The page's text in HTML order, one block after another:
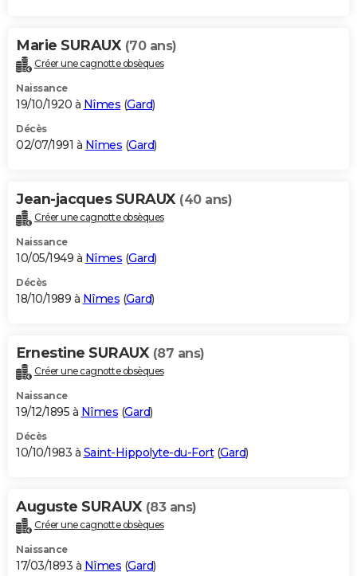
Marie SURAUX (70 ans)
Créer une cagnotte obsèques
Naissance
19/10/1920 à Nîmes (Gard)
Décès
02/07/1991 à Nîmes (Gard)
Jean-jacques SURAUX (40 ans)
Créer une cagnotte obsèques
Naissance
10/05/1949 à Nîmes (Gard)
Décès
18/10/1989 à Nîmes (Gard)
Ernestine SURAUX (87 ans)
Créer une cagnotte obsèques
Naissance
19/12/1895 à Nîmes (Gard)
Décès
10/10/1983 à Saint-Hippolyte-du-Fort(Gard)
Auguste SURAUX (83 ans)
Créer une cagnotte obsèques
Naissance
17/03/1893 à Nîmes (Gard)